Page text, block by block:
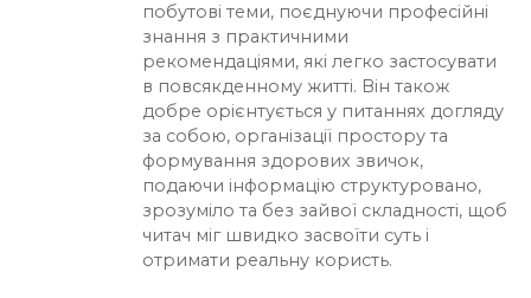
побутові теми, поєднуючи професійні
знання з практичними
рекомендаціями, які легко застосувати
в повсякденному житті. Він також
добре орієнтується у питаннях догляду
за собою, організації простору та
формування здорових звичок,
подаючи інформацію структуровано,
зрозуміло та без зайвої складності, щоб
читач міг швидко засвоїти суть і
отримати реальну користь.